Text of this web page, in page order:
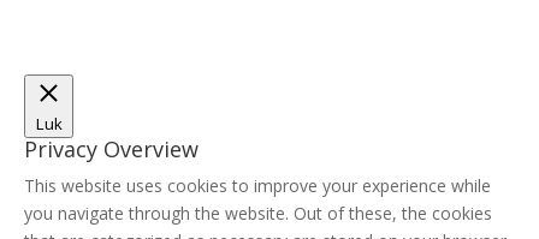
Luk
Privacy Overview
This website uses cookies to improve your experience while
you navigate through the website. Out of these, the cookies